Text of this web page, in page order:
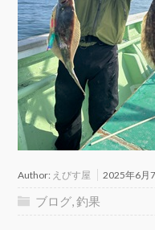
Author: えびす屋 2025年6月
ブログ,釣果